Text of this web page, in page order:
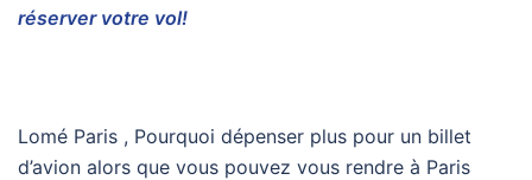
réserver votre vol!
Lomé Paris , Pourquoi dépenser plus pour un billet
d’avion alors que vous pouvez vous rendre à Paris